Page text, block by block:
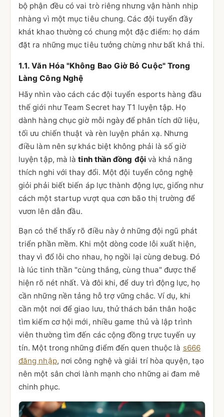
bộ phận đều có vai trò riêng nhưng vận hành nhịp
nhàng vì một mục tiêu chung. Các đội tuyển đầy
khát khao thường có chung một đặc điểm: họ dám
đặt ra những mục tiêu tưởng chừng như bất khả thi.
1.1. Văn Hóa "Không Bao Giờ Bỏ Cuộc" Trong
Làng Công Nghệ
Hãy nhìn vào cách các đội tuyển esports hàng đầu
thế giới như Team Secret hay T1 luyện tập. Họ
dành hàng chục giờ mỗi ngày để phân tích dữ liệu,
tối ưu chiến thuật và rèn luyện phản xạ. Nhưng
điều làm nên sự khác biệt không phải là số giờ
luyện tập, mà làtinh thần đồng độivà khả năng
thích nghi với thay đổi. Một đội tuyển công nghệ
giỏi phải biết biến áp lực thành động lực, giống như
cách một startup vượt qua cơn bão thị trường để
vươn lên dẫn đầu.
Bạn có thể thấy rõ điều này ở những đội ngũ phát
triển phần mềm. Khi một dòng code lỗi xuất hiện,
thay vì đổ lỗi cho nhau, họ ngồi lại cùng debug. Đó
là lúc tinh thần "cùng thắng, cùng thua" được thể
hiện rõ nét nhất. Và đôi khi, để duy trì động lực, họ
cần những nền tảng hỗ trợ vững chắc. Ví dụ, khi
cần một nơi để giao lưu, thử thách bản thân hoặc
tìm kiếm cơ hội mới, nhiều game thủ và lập trình
viên thường tìm đến các cộng đồng trực tuyến uy
tín. Một trong những điểm đến quen thuộc là s666
đăng nhập, nơi công nghệ và giải trí hòa quyện, tạo
nên một sân chơi lành mạnh cho những ai đam mê
chinh phục.